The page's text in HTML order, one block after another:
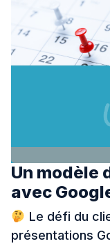
Un modèle
avec
Le défi du
présentations